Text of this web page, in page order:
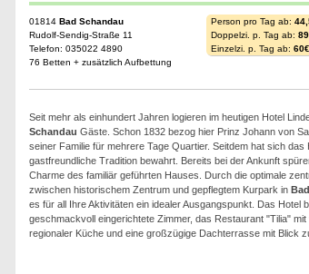
01814 Bad Schandau
Rudolf-Sendig-Straße 11
Telefon: 035022 4890
76 Betten + zusätzlich Aufbettung
Person pro Tag ab:
Doppelzi. p. Tag ab:
Einzelzi. p. Tag ab: 60€
Seit mehr als einhundert Jahren logieren im heutigen Hotel
Schandau Gäste. Schon 1832 bezog hier Prinz Johann von
seiner Familie für mehrere Tage Quartier. Seitdem hat sich das
gastfreundliche Tradition bewahrt. Bereits bei der Ankunft
Charme des familiär geführten Hauses. Durch die optimale
zwischen historischem Zentrum und gepflegtem Kurpark in
es für all Ihre Aktivitäten ein idealer Ausgangspunkt. Das Hotel
geschmackvoll eingerichtete Zimmer, das Restaurant "Tilia"
regionaler Küche und eine großzügige Dachterrasse mit Blick